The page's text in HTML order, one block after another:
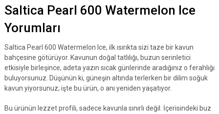
Saltica Pearl 600 Watermelon Ice
Yorumları
Saltica Pearl 600 Watermelon Ice, ilk ısırıkta sizi taze bir kavun
bahçesine götürüyor. Kavunun doğal tatlılığı, buzun serinletici
etkisiyle birleşince, adeta yazın sıcak günlerinde aradığınız o ferahlığı
buluyorsunuz. Düşünün ki, güneşin altında terlerken bir dilim soğuk
kavun yiyorsunuz; işte bu ürün, o anı yeniden yaşatıyor.
Bu ürünün lezzet profili, sadece kavunla sınırlı değil. İçerisindeki buz